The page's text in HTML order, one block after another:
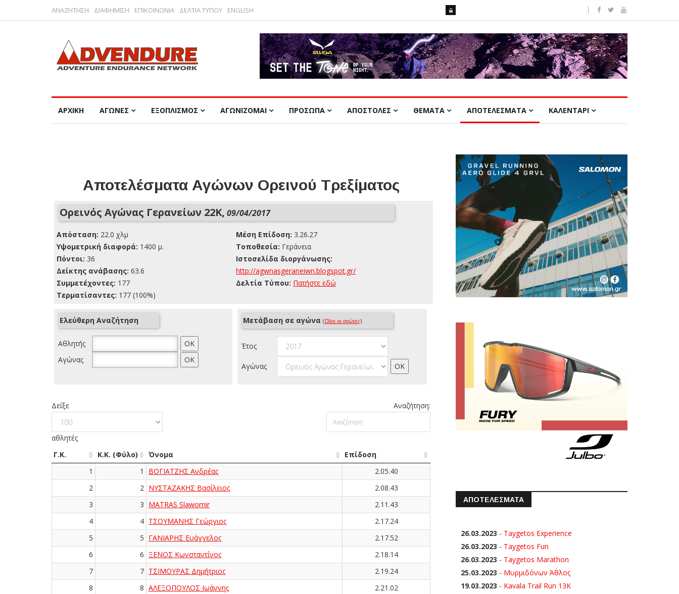
ΑΝΑΖΗΤΗΣΗ ΔΙΑΦΗΜΙΣΗ ΕΠΙΚΟΙΝΩΝΙΑ ΔΕΛΤΙΑ ΤΥΠΟΥ ENGLISH
ΑΡΧΙΚΗ ΑΓΩΝΕΣ ΕΞΟΠΛΙΣΜΟΣ ΑΓΩΝΙΖΟΜΑΙ ΠΡΟΣΩΠΑ ΑΠΟΣΤΟΛΕΣ ΘΕΜΑΤΑ ΑΠΟΤΕΛΕΣΜΑΤΑ ΚΑΛΕΝΤΑΡΙ
Αποτελέσματα Αγώνων Ορεινού Τρεξίματος
Ορεινός Αγώνας Γερανείων 22Κ, 09/04/2017
Απόσταση: 22.0 χλμ
Yψομετρική διαφορά: 1400 μ.
Πόντοι: 36
Δείκτης ανάβασης: 63.6
Συμμετέχοντες: 177
Τερματίσαντες: 177 (100%)
Μέση Επίδοση: 3.26.27
Τοποθεσία: Γεράνεια
Ιστοσελίδα διοργάνωσης:
http://agwnasgeraneiwn.blogspot.gr/
Δελτία Τύπου: Πατήστε εδώ
Ελεύθερη Αναζήτηση
Αθλητής
Αγώνας
Μετάβαση σε αγώνα (Όλοι οι αγώνες)
Έτος
Αγώνας
Δείξε
αθλητές
Αναζήτηση:
Γ.Κ. Κ.Κ. (Φύλο) Όνομα
Επίδοση
1
1 ΒΟΓΙΑΤΖΗΣ Ανδρέας
2.05.40
2
2 ΝΥΣΤΑΖΑΚΗΣ Βασίλειος
2.08.43
3
3 MATRAS Slawomir
2.11.43
4
4 ΤΣΟΥΜΑΝΗΣ Γεώργιος
2.17.24
5
5 ΓΑΝΙΑΡΗΣ Ευάγγελος
2.17.52
6
6 ΞΕΝΟΣ Κωνσταντίνος
2.18.14
7
7 ΤΣΙΜΟΥΡΑΣ Δημήτριος
2.19.24
8
8 ΑΛΕΞΟΠΟΥΛΟΣ Ιωάννης
2.21.02
ΑΠΟΤΕΛΕΣΜΑΤΑ
26.03.2023 - Taygetos Experience
26.03.2023 - Taygetos Fun
26.03.2023 - Taygetos Marathon
25.03.2023 - Μυρμιδόνων Άθλος
19.03.2023 - Kavala Trail Run 13K